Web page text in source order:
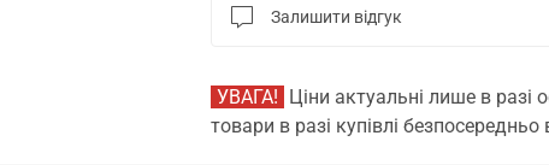
Залишити відгук
УВАГА! Ціни актуальні лише в разі
товари в разі купівлі